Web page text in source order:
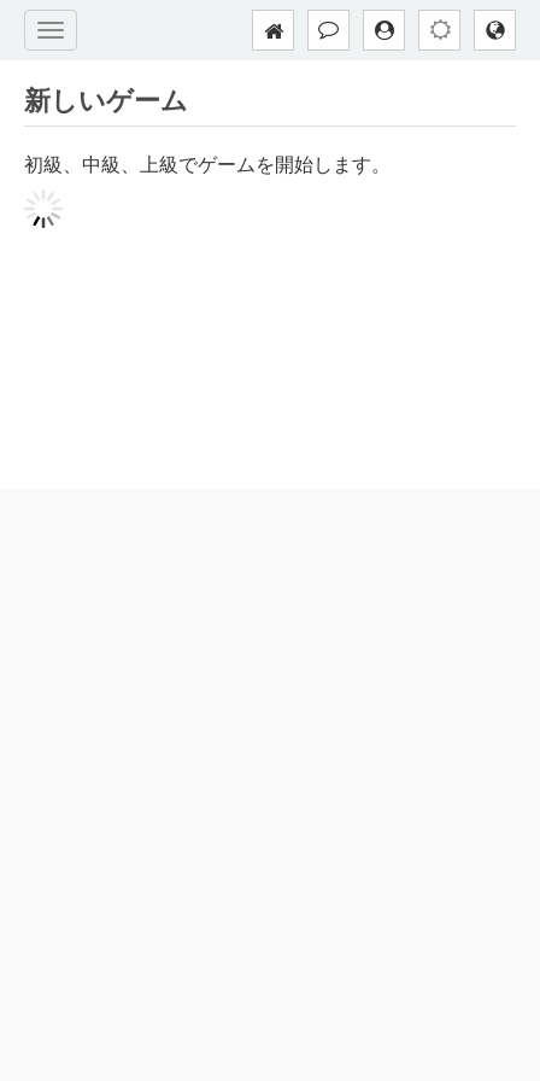
新しいゲーム
初級、中級、上級でゲームを開始します。